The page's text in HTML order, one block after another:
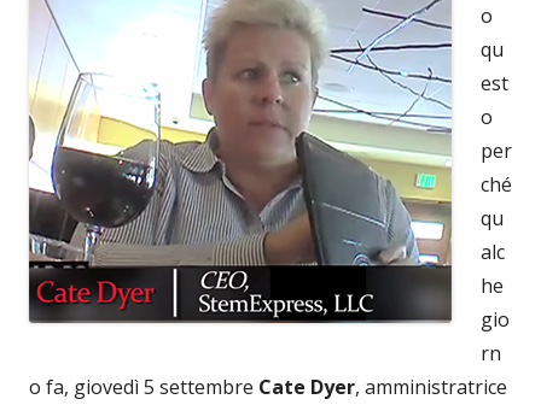
o
qu
est
o
per
ché
qu
alc
he
gio
rn
o fa, giovedì 5 settembre Cate Dyer, amministratrice